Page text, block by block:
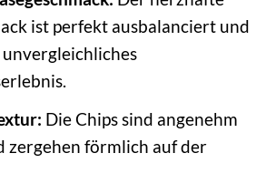
ist perfekt ausbalanciert und
Die Chips sind angenehm
zergehen förmlich auf der